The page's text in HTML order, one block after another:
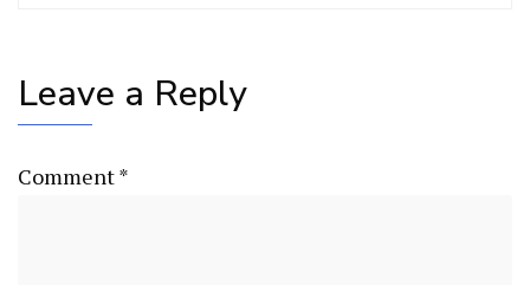
Leave a Reply
Comment*